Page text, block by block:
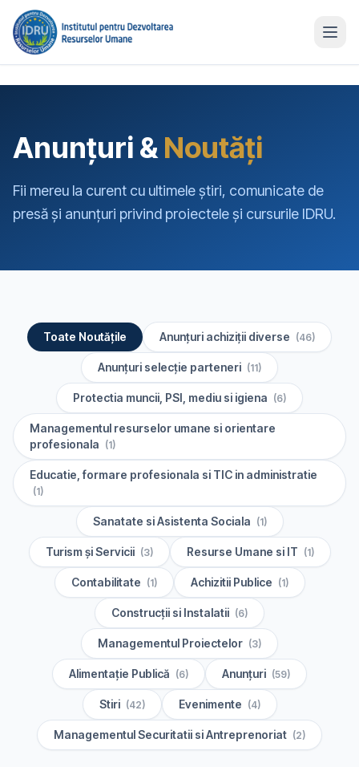
Anunțuri &Noutăți
Fii mereu la curent cu ultimele știri, comunicate de
presă și anunțuri privind proiectele și cursurile IDRU.
Toate Noutățile Anunțuri achiziții diverse (46)
Anunțuri selecție parteneri (11)
Protectia muncii, PSI, mediu si igiena (6)
Managementul resurselor umane si orientare
profesionala (1)
Educatie, formare profesionala si TIC in administratie
(1)
Sanatate si Asistenta Sociala (1)
Turism și Servicii (3) Resurse Umane si IT (1)
Contabilitate (1) Achizitii Publice (1)
Construcții si Instalatii (6)
Managementul Proiectelor (3)
Alimentație Publică (6) Anunțuri (59)
Stiri (42) Evenimente (4)
Managementul Securitatii si Antreprenoriat (2)